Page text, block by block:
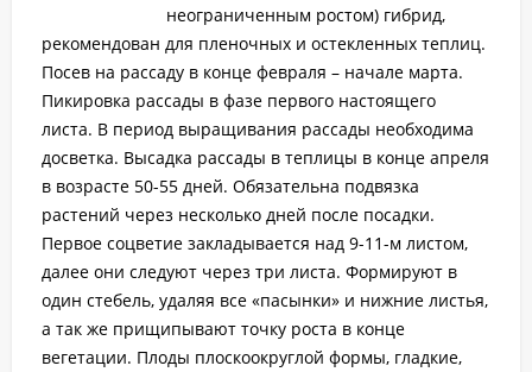
неограниченным ростом) гибрид,
рекомендован для пленочных и остекленных теплиц.
Посев на рассаду в конце февраля – начале марта.
Пикировка рассады в фазе первого настоящего
листа. В период выращивания рассады необходима
досветка. Высадка рассады в теплицы в конце апреля
в возрасте 50-55 дней. Обязательна подвязка
растений через несколько дней после посадки.
Первое соцветие закладывается над 9-11-м листом,
далее они следуют через три листа. Формируют в
один стебель, удаляя все «пасынки» и нижние листья,
а так же прищипывают точку роста в конце
вегетации. Плоды плоскоокруглой формы, гладкие,